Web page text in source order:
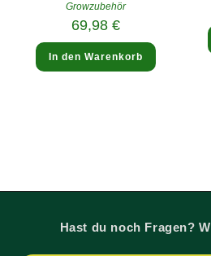
Growzubehör
69,98€
In den Warenkorb
Hast du noch Fragen?